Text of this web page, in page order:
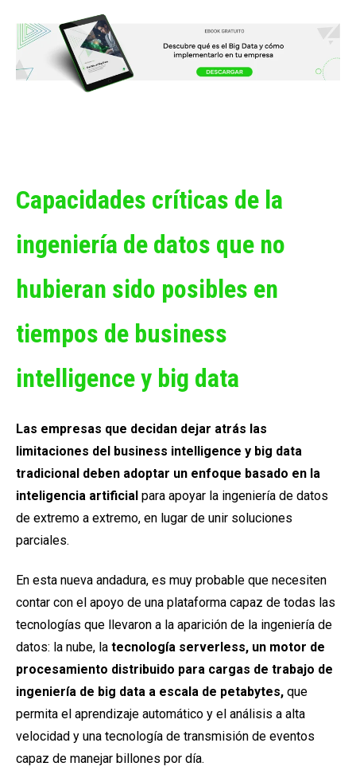
Capacidades críticas de la
ingeniería de datos que no
hubieran sido posibles en
tiempos de business
intelligence y big data
Las empresas que decidan dejar atrás las
limitaciones del business intelligence y big data
tradicional deben adoptar un enfoque basado en la
inteligencia artificial para apoyar la ingeniería de datos
de extremo a extremo, en lugar de unir soluciones
parciales.
En esta nueva andadura, es muy probable que necesiten
contar con el apoyo de una plataforma capaz de todas las
tecnologías que llevaron a la aparición de la ingeniería de
datos: la nube, la tecnología serverless, un motor de
procesamiento distribuido para cargas de trabajo de
ingeniería de big data a escala de petabytes, que
permita el aprendizaje automático y el análisis a alta
velocidad y una tecnología de transmisión de eventos
capaz de manejar billones por día.